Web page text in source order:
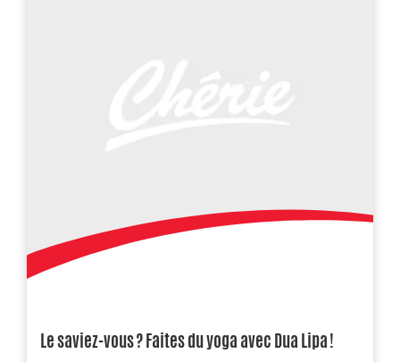
Le saviez-vous ? Faites du yoga avec Dua Lipa !